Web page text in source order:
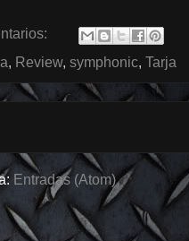
, Review, symphonic, Tarja
Entradas (Atom)